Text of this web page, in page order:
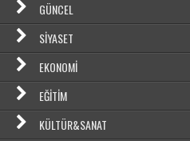
GÜNCEL
SIYASET
EKONOMI
EĞITIM
KÜLTÜR&SANAT